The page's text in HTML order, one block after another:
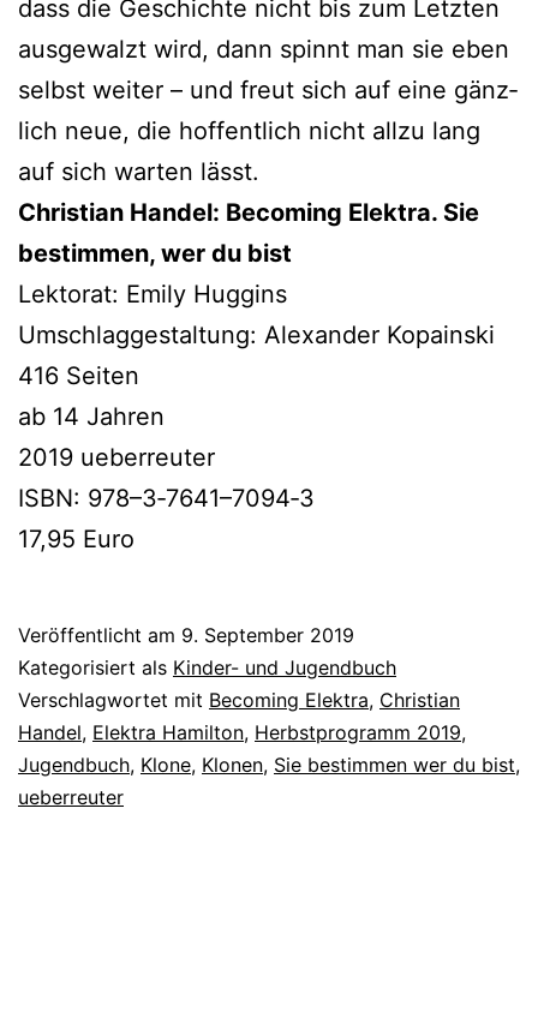
dass die Geschichte nicht bis zum Letzten
aus­ge­walzt wird, dann spinnt man sie eben
selbst wei­ter – und freut sich auf eine gänz­
lich neue, die hof­fent­lich nicht all­zu lang
auf sich war­ten lässt.
Christian Handel: Becoming Elektra. Sie
bestim­men, wer du bist
Lektorat: Emily Huggins
Umschlaggestaltung: Alexander Kopainski
416 Seiten
ab 14 Jahren
2019 ueberreuter
ISBN: 978–3‑7641–7094‑3
17,95 Euro
Veröffentlicht am 9. September 2019
Kategorisiert als Kinder- und Jugendbuch
Verschlagwortet mit Becoming Elektra, Christian
Handel, Elektra Hamilton, Herbstprogramm 2019,
Jugendbuch, Klone, Klonen, Sie bestimmen wer du bist,
ueberreuter